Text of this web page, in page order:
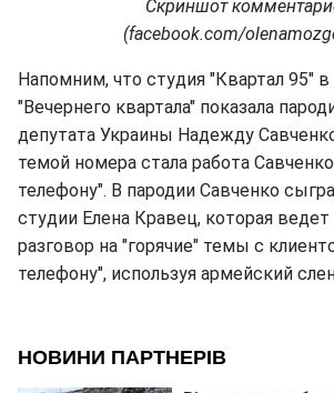
Скриншот
(facebook.com/
Напомним, что студия "Квартал 95"
"Вечернего квартала" показала
депутата Украины Надежду
темой номера стала работа
телефону". В пародии Савченко
студии Елена Кравец, которая
разговор на "горячие" темы с
телефону", используя армейский